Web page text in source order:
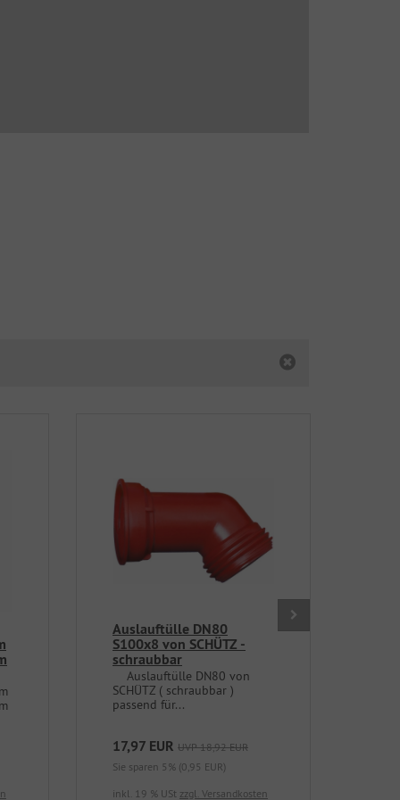
Auslauftülle DN80
S100x8 von SCHÜTZ -
schraubbar
Auslauftülle DN80 von
SCHÜTZ ( schraubbar )
passend für...
17,97 EUR UVP 18,92 EUR
Sie sparen 5% (0,95 EUR)
inkl. 19 % USt zzgl. Versandkosten